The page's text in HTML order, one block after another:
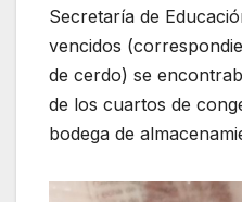
Secretaría de
vencidos
de cerdo) se
de los cuartos de
bodega de